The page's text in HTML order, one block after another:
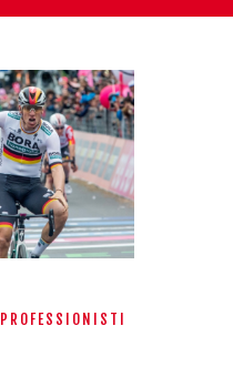
PROFESSIONISTI